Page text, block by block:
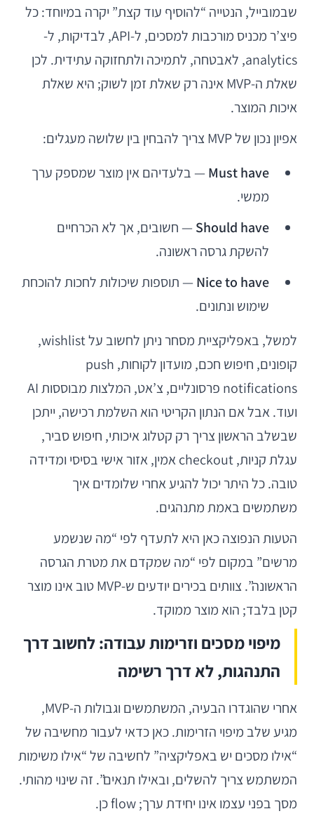
שבמובייל, הנטייה “להוסיף עוד קצת” יקרה במיוחד: כל
פיצ’ר מכניס מורכבות למסכים, ל-API, לבדיקות, ל-
analytics, לאבטחה, לתמיכה ולתחזוקה עתידית. לכן
שאלת ה-MVP אינה רק שאלת זמן לשוק; היא שאלת
איכות המוצר.
אפיון נכון של MVP צריך להבחין בין שלושה מעגלים:
Must have — בלעדיהם אין מוצר שמספק ערך
ממשי.
Should have — חשובים, אך לא הכרחיים
להשקת גרסה ראשונה.
Nice to have — תוספות שיכולות לחכות להוכחת
שימוש ונתונים.
למשל, באפליקציית מסחר ניתן לחשוב על wishlist,
קופונים, חיפוש חכם, מועדון לקוחות, push
notifications פרסונליים, צ’אט, המלצות מבוססות AI
ועוד. אבל אם הנתון הקריטי הוא השלמת רכישה, ייתכן
שבשלב הראשון צריך רק קטלוג איכותי, חיפוש סביר,
עגלת קניות, checkout אמין, אזור אישי בסיסי ומדידה
טובה. כל היתר יכול להגיע אחרי שלומדים איך
משתמשים באמת מתנהגים.
הטעות הנפוצה כאן היא לתעדף לפי “מה שנשמע
מרשים” במקום לפי “מה שמקדם את מטרת הגרסה
הראשונה”. צוותים בכירים יודעים ש-MVP טוב אינו מוצר
קטן בלבד; הוא מוצר ממוקד.
מיפוי מסכים וזרימות עבודה: לחשוב דרך
התנהגות, לא דרך רשימה
אחרי שהוגדרו הבעיה, המשתמשים וגבולות ה-MVP,
מגיע שלב מיפוי הזרימות. כאן כדאי לעבור מחשיבה של
“אילו מסכים יש באפליקציה” לחשיבה של “אילו משימות
המשתמש צריך להשלים, ובאילו תנאים”. זה שינוי מהותי.
מסך בפני עצמו אינו יחידת ערך; flow כן.